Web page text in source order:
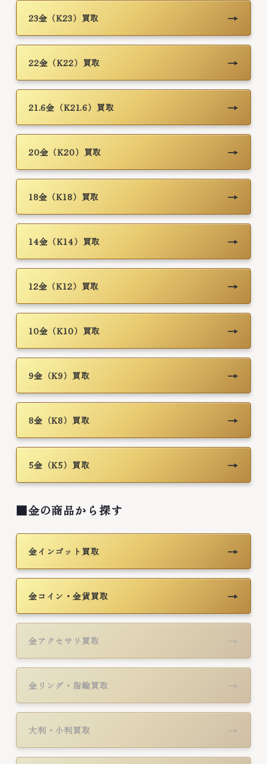
23金（K23）買取 →
22金（K22）買取 →
21.6金（K21.6）買取 →
20金（K20）買取 →
18金（K18）買取 →
14金（K14）買取 →
12金（K12）買取 →
10金（K10）買取 →
9金（K9）買取 →
8金（K8）買取 →
5金（K5）買取 →
■金の商品から探す
金インゴット買取 →
金コイン・金貨買取 →
金アクセサリ買取 →
金リング・指輪買取 →
大判・小判買取 →